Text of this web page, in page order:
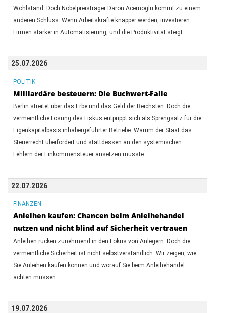
Wohlstand. Doch Nobelpreisträger Daron Acemoglu kommt zu einem
anderen Schluss: Wenn Arbeitskräfte knapper werden, investieren
Firmen stärker in Automatisierung, und die Produktivität steigt.
25.07.2026
POLITIK
Milliardäre besteuern: Die Buchwert-Falle
Berlin streitet über das Erbe und das Geld der Reichsten. Doch die
vermeintliche Lösung des Fiskus entpuppt sich als Sprengsatz für die
Eigenkapitalbasis inhabergeführter Betriebe. Warum der Staat das
Steuerrecht überfordert und stattdessen an den systemischen
Fehlern der Einkommensteuer ansetzen müsste.
22.07.2026
FINANZEN
Anleihen kaufen: Chancen beim Anleihehandel
nutzen und nicht blind auf Sicherheit vertrauen
Anleihen rücken zunehmend in den Fokus von Anlegern. Doch die
vermeintliche Sicherheit ist nicht selbstverständlich. Wir zeigen, wie
Sie Anleihen kaufen können und worauf Sie beim Anleihehandel
achten müssen.
19.07.2026